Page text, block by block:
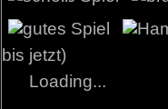
bis jetzt)
Loading...